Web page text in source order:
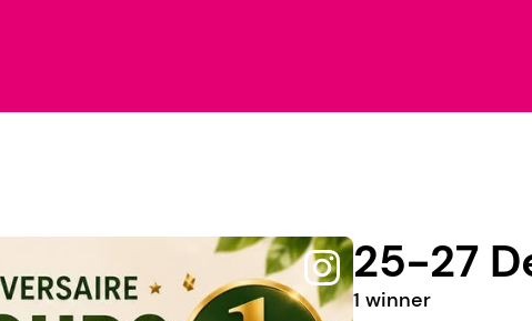
25-27
1 winner